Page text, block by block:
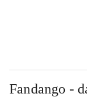
Fandango -